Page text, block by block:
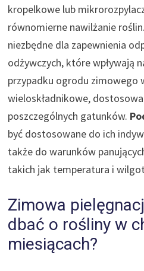
kropelkowe lub
równomierne nawilżanie roślin.
niezbędne dla zapewnienia
odżywczych, które wpływają
przypadku ogrodu zimowego
wieloskładnikowe,
poszczególnych gatunków.
być dostosowane do ich
także do warunków
takich jak temperatura i
Zimowa
dbać o rośliny w
miesiącach?